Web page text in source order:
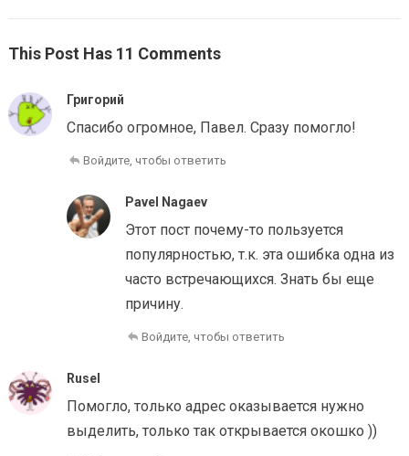
This Post Has 11 Comments
Григорий
Спасибо огромное, Павел. Сразу помогло!
Войдите, чтобы ответить
Pavel Nagaev
Этот пост почему-то пользуется
популярностью, т.к. эта ошибка одна из
часто встречающихся. Знать бы еще
причину.
Войдите, чтобы ответить
Rusel
Помогло, только адрес оказывается нужно
выделить, только так открывается окошко ))